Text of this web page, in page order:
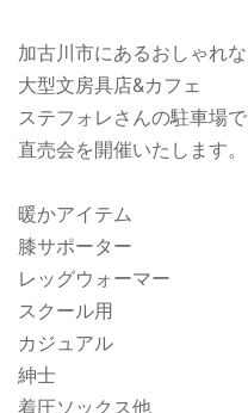
加古川市にあるおしゃれな
大型文房具店&カフェ
ステフォレさんの駐車場で
直売会を開催いたします。
暖かアイテム
膝サポーター
レッグウォーマー
スクール用
カジュアル
紳士
着圧ソックス他